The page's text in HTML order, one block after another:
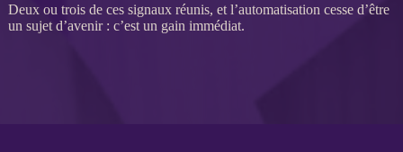
Deux ou trois de ces signaux réunis, et l’automatisation cesse d’être
un sujet d’avenir : c’est un gain immédiat.